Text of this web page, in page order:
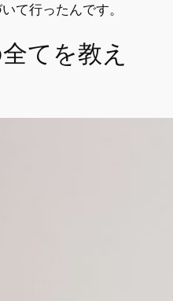
て行ったんです。
てを教え